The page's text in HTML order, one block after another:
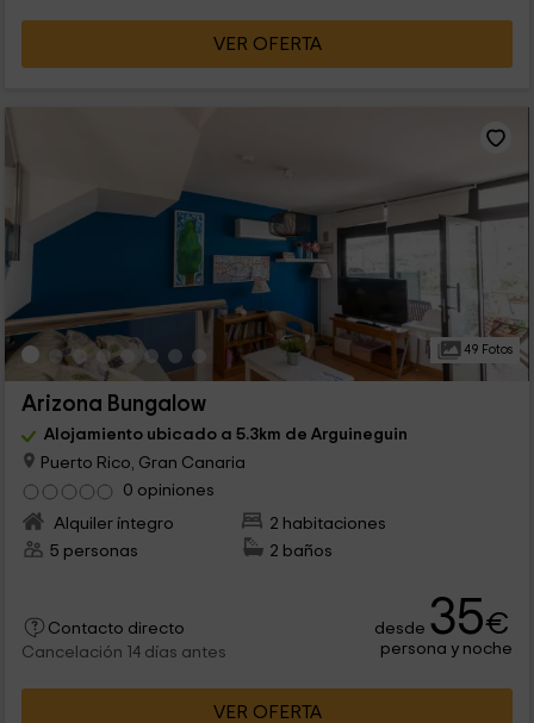
VER OFERTA
49 Fotos
Arizona Bungalow
Alojamiento ubicado a 5.3km de Arguineguin
Puerto Rico, Gran Canaria
0 opiniones
Alquiler íntegro
2 habitaciones
5 personas
2 baños
Contacto directo
Cancelación 14 días antes
desde 35€
persona y noche
VER OFERTA